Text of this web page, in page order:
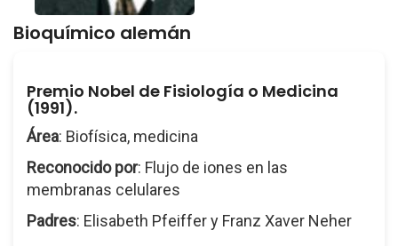
Bioquímico alemán
Premio Nobel de Fisiología o Medicina
(1991).
Área: Biofísica, medicina
Reconocido por: Flujo de iones en las
membranas celulares
Padres: Elisabeth Pfeiffer y Franz Xaver Neher